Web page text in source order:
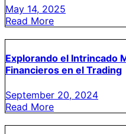
May 14, 2025
Read More
Explorando el Intrincado
Financieros en el Trading
September 20, 2024
Read More